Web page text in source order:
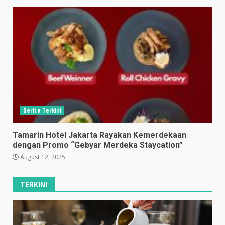
Berita Terkini
Tamarin Hotel Jakarta Rayakan Kemerdekaan
dengan Promo “Gebyar Merdeka Staycation”
August 12, 2025
TERKINI